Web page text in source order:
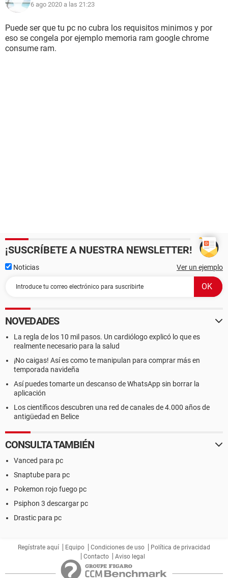
6 ago 2020 a las 21:23
Puede ser que tu pc no cubra los requisitos minimos y por
eso se congela por ejemplo memoria ram google chrome
consume ram.
¡SUSCRÍBETE A NUESTRA NEWSLETTER!
Noticias Ver un ejemplo
NOVEDADES
La regla de los 10 mil pasos. Un cardiólogo explicó lo que es
realmente necesario para la salud
¡No caigas! Así es como te manipulan para comprar más en
temporada navideña
Así puedes tomarte un descanso de WhatsApp sin borrar la
aplicación
Los científicos descubren una red de canales de 4.000 años de
antigüedad en Belice
CONSULTA TAMBIÉN
Vanced para pc
Snaptube para pc
Pokemon rojo fuego pc
Psiphon 3 descargar pc
Drastic para pc
Regístrate aquí Equipo Condiciones de uso
Política de privacidad
Contacto
Aviso legal